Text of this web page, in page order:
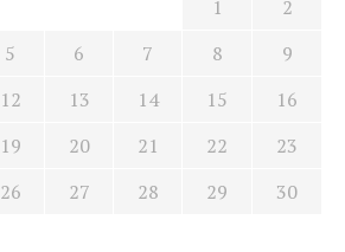
1
2
5 6 7 8
9
12 13 14 15
16
19 20 21 22
23
26 27 28 29
30